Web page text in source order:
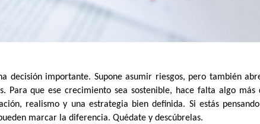
decisión importante. Supone asumir riesgos, pero también
Para que ese crecimiento sea sostenible, hace falta algo más
realismo y una estrategia bien definida. Si estás
marcar la diferencia. Quédate y descúbrelas.